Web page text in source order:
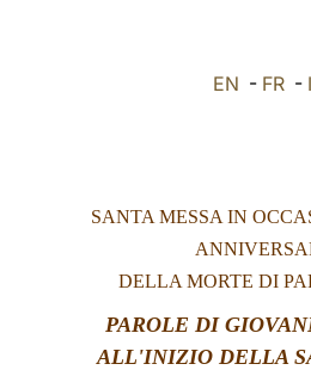
EN - FR-
SANTA MESSA IN
DELLA MORTE DI
PAROLE DI
ALL'INIZIO DELLA